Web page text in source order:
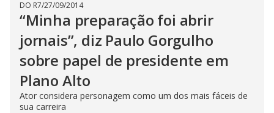
DO R7/27/09/2014
“Minha preparação foi abrir
jornais”, diz Paulo Gorgulho
sobre papel de presidente em
Plano Alto
Ator considera personagem como um dos mais fáceis de
sua carreira